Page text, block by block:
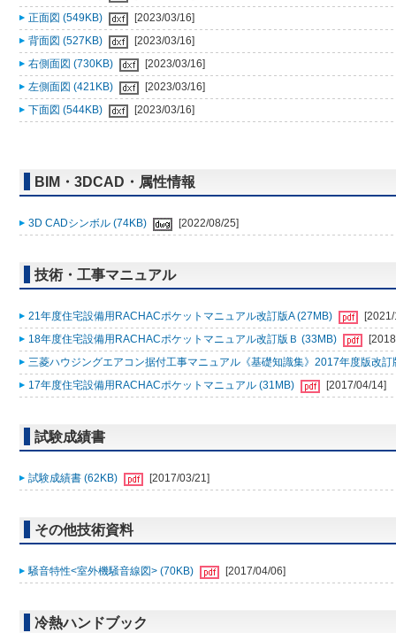
正面図 (549KB)
[2023/03/16]
背面図 (527KB)
[2023/03/16]
右側面図 (730KB)
[2023/03/16]
左側面図 (421KB)
[2023/03/16]
下面図 (544KB)
[2023/03/16]
BIM・3DCAD・属性情報
3D CADシンボル (74KB) [2022/08/25]
技術・工事マニュアル
21年度住宅設備用RACHACポケットマニュアル改訂版A (27MB)
18年度住宅設備用RACHACポケットマニュアル改訂版Ｂ (33MB)
三菱ハウジングエアコン据付工事マニュアル《基礎知識集》2017年度版改
17年度住宅設備用RACHACポケットマニュアル (31MB)
[2017/04/14]
試験成績書
試験成績書 (62KB) [2017/03/21]
その他技術資料
騒音特性<室外機騒音線図> (70KB) [2017/04/06]
冷熱ハンドブック